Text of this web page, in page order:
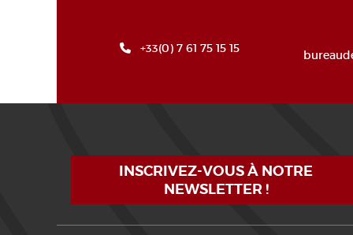
+33(0) 7 61 75 15 15
INSCRIVEZ-VOUS À NOTRE
NEWSLETTER !